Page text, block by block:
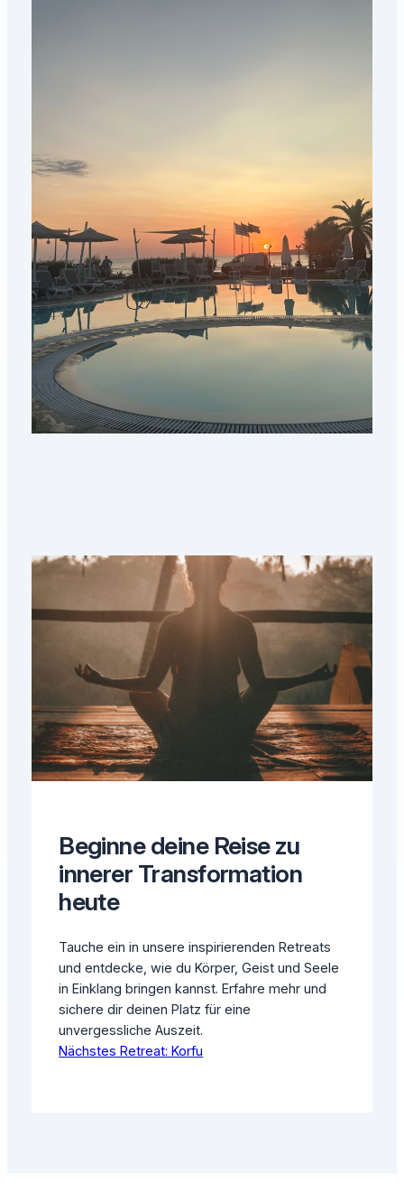
Beginne deine Reise zu
innerer Transformation
heute
Tauche ein in unsere inspirierenden Retreats
und entdecke, wie du Körper, Geist und Seele
in Einklang bringen kannst. Erfahre mehr und
sichere dir deinen Platz für eine
unvergessliche Auszeit.
Nächstes Retreat: Korfu